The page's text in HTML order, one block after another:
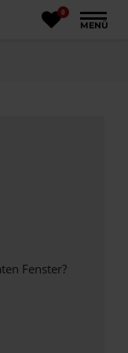
0
MENÜ
Fenster?